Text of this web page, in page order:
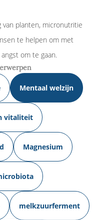
planten, micronutritie
te helpen om met
om te gaan.
Mentaal welzijn
vitaliteit
Magnesium
melkzuurferment